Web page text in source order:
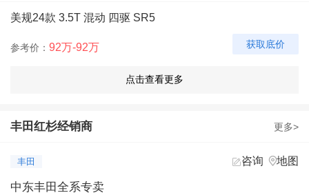
美规24款 3.5T 混动 四驱 SR5
参考价： 92万-92万 获取底价
美规24款 3.5T 混动 四驱 Limited
获取底价
丰田红杉经销商 更多>
丰田 咨询 地图
中东丰田全系专卖